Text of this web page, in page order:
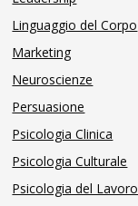
Linguaggio del Corpo
Marketing
Neuroscienze
Persuasione
Psicologia Clinica
Psicologia Culturale
Psicologia del Lavoro